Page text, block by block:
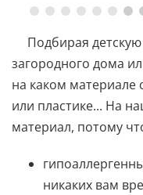
Подбирая
загородного дома
на каком материале
или пластике... На
материал, потому
никаких вам